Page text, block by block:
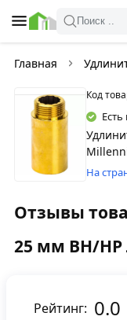
Поиск ..
Главная
Код
На
Отзывы
25 мм ВН/НР
Рейтинг: 0.0